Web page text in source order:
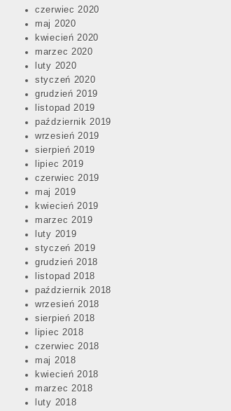
czerwiec 2020
maj 2020
kwiecień 2020
marzec 2020
luty 2020
styczeń 2020
grudzień 2019
listopad 2019
październik 2019
wrzesień 2019
sierpień 2019
lipiec 2019
czerwiec 2019
maj 2019
kwiecień 2019
marzec 2019
luty 2019
styczeń 2019
grudzień 2018
listopad 2018
październik 2018
wrzesień 2018
sierpień 2018
lipiec 2018
czerwiec 2018
maj 2018
kwiecień 2018
marzec 2018
luty 2018